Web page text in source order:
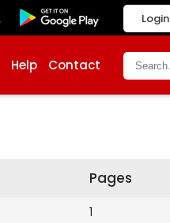
Login
Help Contact
Pages
1